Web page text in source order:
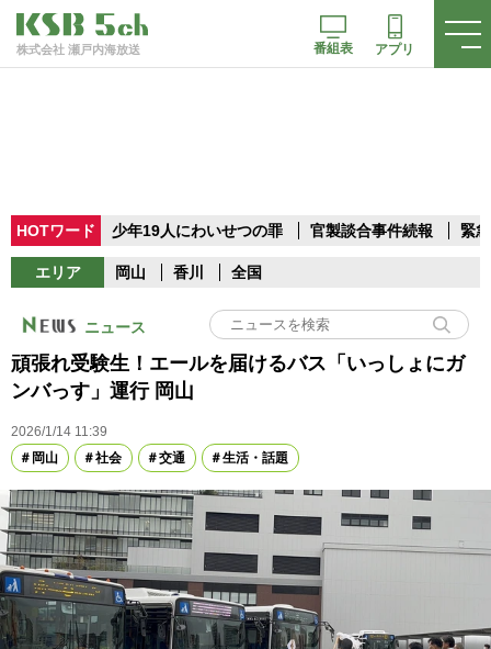
株式会社 瀬戸内海放送 番組表 アプリ
HOTワード 少年19人にわいせつの罪 官製談合事件続報 緊
エリア 岡山 香川 全国
ニュース
頑張れ受験生！エールを届けるバス「いっしょにガ
ンバっす」運行 岡山
2026/1/14 11:39
岡山
社会 交通 生活・話題